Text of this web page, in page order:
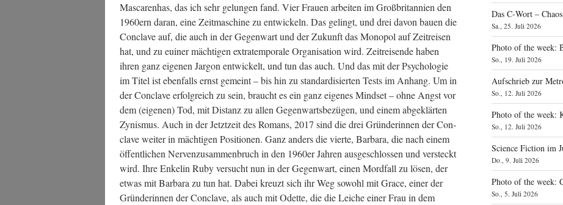
Mas­ca­ren­has, das ich sehr gelun­gen fand. Vier Frau­en arbei­ten im Groß­bri­tan­ni­en den
1960ern dar­an, eine Zeit­ma­schi­ne zu ent­wi­ckeln. Das gelingt, und drei davon bau­en die
Con­cla­ve auf, die auch in der Gegen­wart und der Zukunft das Mono­pol auf Zeit­rei­sen
hat, und zu eui­ner mäch­ti­gen extra­tem­po­ra­le Orga­ni­sa­ti­on wird. Zeit­rei­sen­de haben
ihren ganz eige­nen Jar­gon ent­wi­ckelt, und tun das auch. Und das mit der Psy­cho­lo­gie
im Titel ist eben­falls ernst gemeint – bis hin zu stan­dar­di­sier­ten Tests im Anhang. Um in
der Con­cla­ve erfolg­reich zu sein, braucht es ein ganz eige­nes Mind­set – ohne Angst vor
dem (eige­nen) Tod, mit Distanz zu allen Gegen­warts­be­zü­gen, und einem abge­klär­ten
Zynis­mus. Auch in der Jetzt­zeit des Romans, 2017 sind die drei Grün­de­rin­nen der Con­
cla­ve wei­ter in mäch­ti­gen Posi­tio­nen. Ganz anders die vier­te, Bar­ba­ra, die nach einem
öffent­li­chen Ner­ven­zu­sam­men­bruch in den 1960er Jah­ren aus­ge­schlos­sen und ver­steckt
wird. Ihre Enke­lin Ruby ver­sucht nun in der Gegen­wart, einen Mord­fall zu lösen, der
etwas mit Bar­ba­ra zu tun hat. Dabei kreuzt sich ihr Weg sowohl mit Grace, einer der
Grün­de­rin­nen der Con­cla­ve, als auch mit Odet­te, die die Lei­che einer Frau in dem
Das C‑Wort –
Sa., 25. Juli 2026
Photo of the week:
So., 19. Juli 2026
Aufschrieb zur
So., 12. Juli 2026
Photo of the week:
So., 12. Juli 2026
Science Fiction im
Do., 9. Juli 2026
Photo of the week:
So., 5. Juli 2026